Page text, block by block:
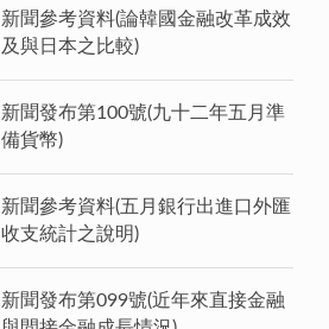
新聞參考資料(論韓國金融改革成效
及與日本之比較)
新聞發布第100號(九十二年五月準
備貨幣)
新聞參考資料(五月銀行出進口外匯
收支統計之說明)
新聞發布第099號(近年來直接金融